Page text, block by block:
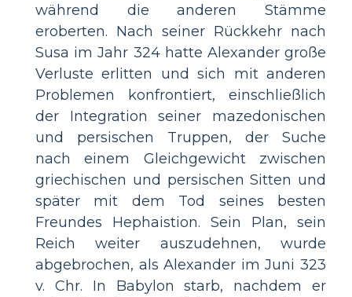
während die anderen Stämme
eroberten. Nach seiner Rückkehr nach
Susa im Jahr 324 hatte Alexander große
Verluste erlitten und sich mit anderen
Problemen konfrontiert, einschließlich
der Integration seiner mazedonischen
und persischen Truppen, der Suche
nach einem Gleichgewicht zwischen
griechischen und persischen Sitten und
später mit dem Tod seines besten
Freundes Hephaistion. Sein Plan, sein
Reich weiter auszudehnen, wurde
abgebrochen, als Alexander im Juni 323
v. Chr. In Babylon starb, nachdem er